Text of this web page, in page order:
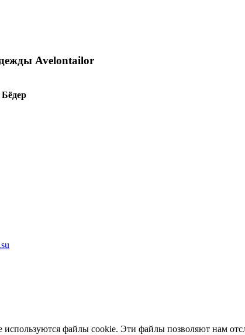
Avelontailor
файлы cookie. Эти файлы позволяют нам